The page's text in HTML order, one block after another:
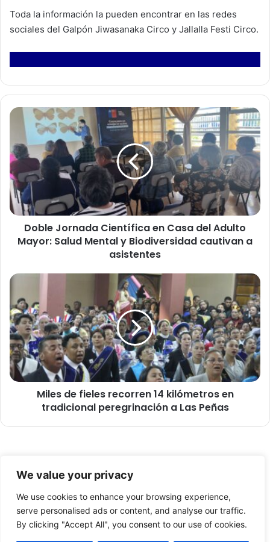
We value your privacy
We use cookies to enhance your browsing experience,
serve personalised ads or content, and analyse our traffic.
By clicking "Accept All", you consent to our use of cookies.
Toda la información la pueden encontrar en las redes
sociales del Galpón Jiwasanaka Circo y Jallalla Festi Circo.
D
l
e
J
o
r
n
i
n
t
í
f
i
c
a
a
Doble Jornada Científica en Casa del Adulto
Mayor: Salud Mental y Biodiversidad cautivan a
asistentes
M
l
e
s
d
e
f
i
Miles de fieles recorren 14 kilómetros en
tradicional peregrinación a Las Peñas
Nosotros
Facebook
X YouTube